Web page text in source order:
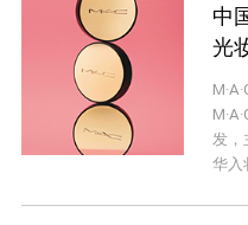
中
光
发，
华入